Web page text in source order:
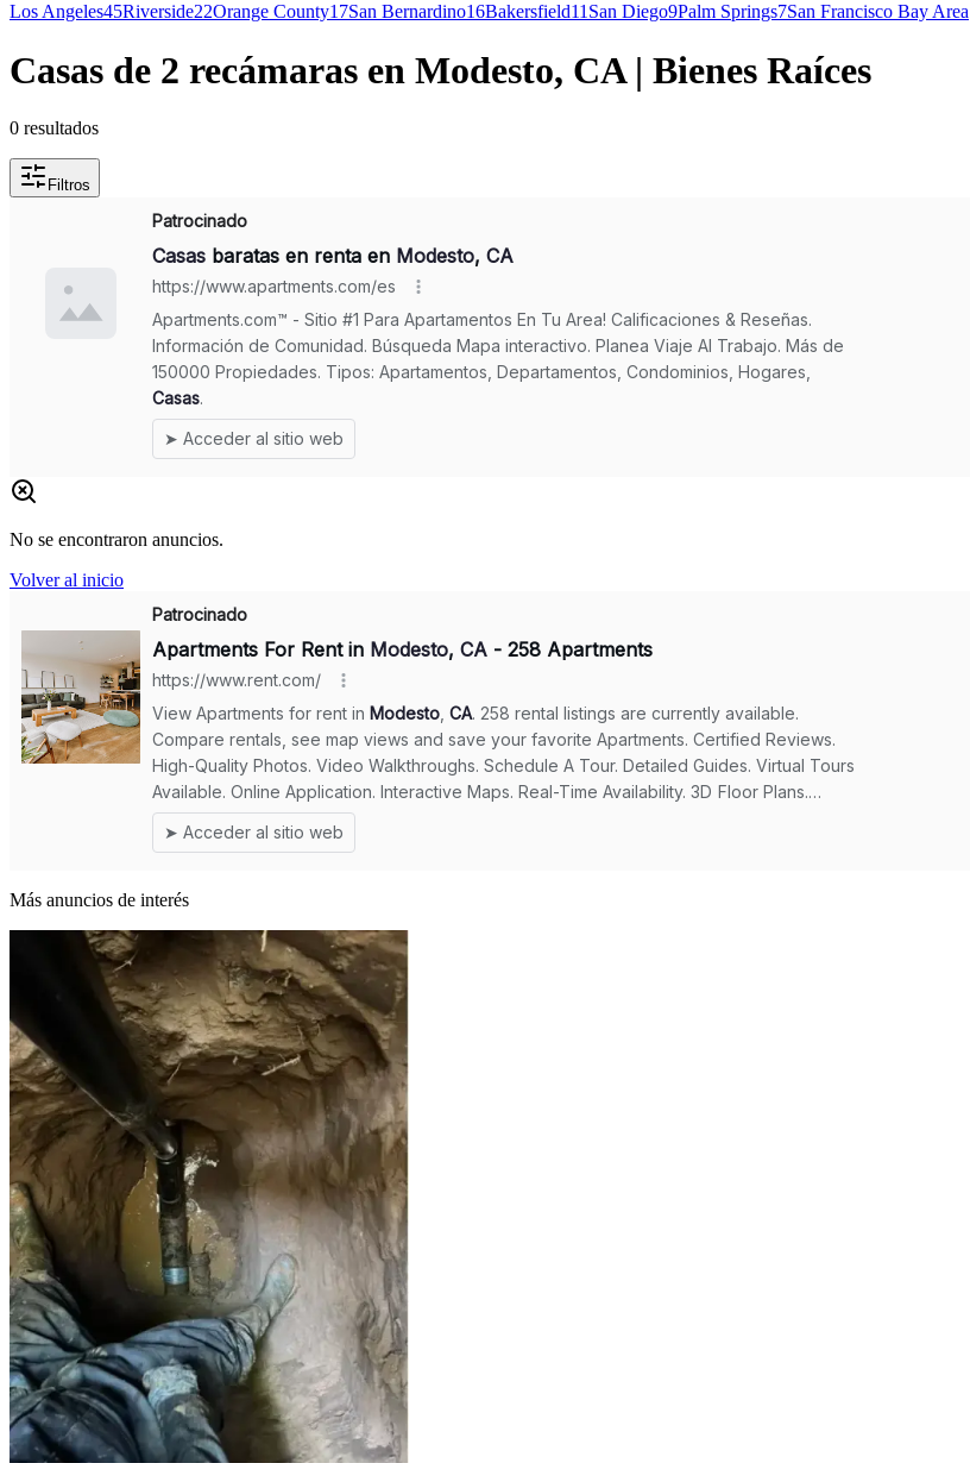
Los Angeles45Riverside22Orange County17San Bernardino16Bakersfield11San Diego9Palm Springs7San Francisco Bay Area
Casas de 2 recámaras en Modesto, CA | Bienes Raíces
0 resultados
Filtros
No se encontraron anuncios.
Volver al inicio
Más anuncios de interés